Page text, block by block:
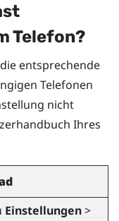
Telefon?
entsprechende
Telefonen
nicht
Ihres
Einstellungen>